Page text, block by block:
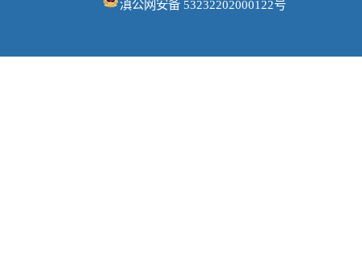
滇公网安备 53232202000122号